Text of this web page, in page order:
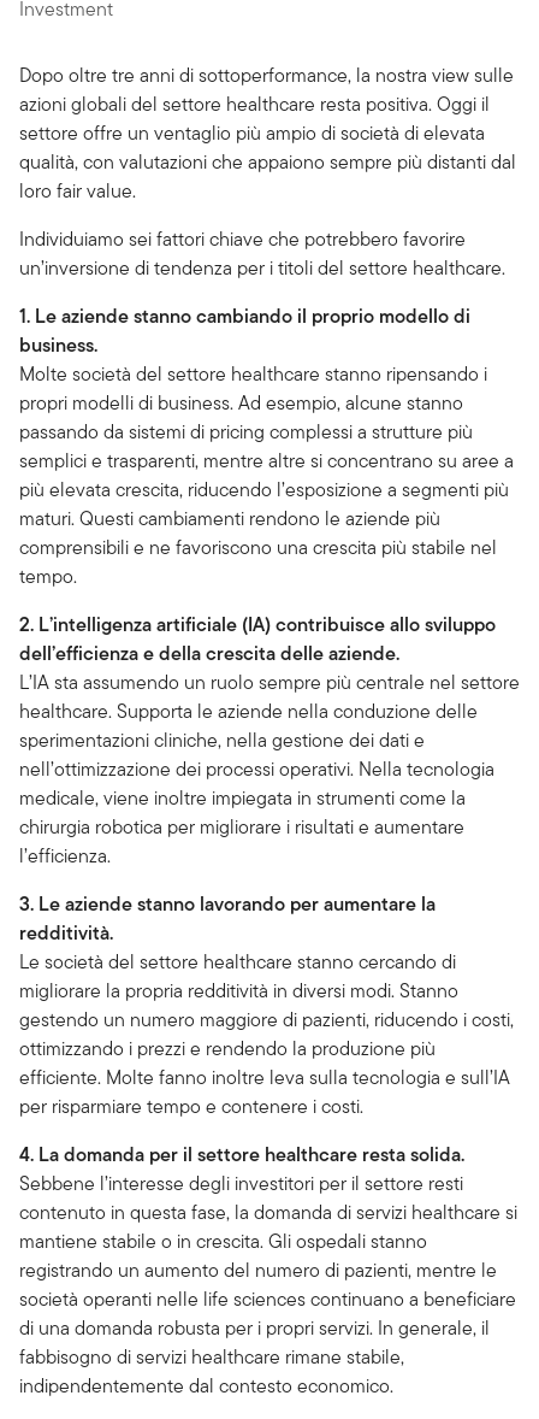
Dopo oltre tre anni di sottoperformance, la nostra view sulle
azioni globali del settore healthcare resta positiva. Oggi il
settore offre un ventaglio più ampio di società di elevata
qualità, con valutazioni che appaiono sempre più distanti dal
loro fair value.
Individuiamo sei fattori chiave che potrebbero favorire
un’inversione di tendenza per i titoli del settore healthcare.
1. Le aziende stanno cambiando il proprio modello di
business.
Molte società del settore healthcare stanno ripensando i
propri modelli di business. Ad esempio, alcune stanno
passando da sistemi di pricing complessi a strutture più
semplici e trasparenti, mentre altre si concentrano su aree a
più elevata crescita, riducendo l’esposizione a segmenti più
maturi. Questi cambiamenti rendono le aziende più
comprensibili e ne favoriscono una crescita più stabile nel
tempo.
2. L’intelligenza artificiale (IA) contribuisce allo sviluppo
dell’efficienza e della crescita delle aziende.
L’IA sta assumendo un ruolo sempre più centrale nel settore
healthcare. Supporta le aziende nella conduzione delle
sperimentazioni cliniche, nella gestione dei dati e
nell’ottimizzazione dei processi operativi. Nella tecnologia
medicale, viene inoltre impiegata in strumenti come la
chirurgia robotica per migliorare i risultati e aumentare
l’efficienza.
3. Le aziende stanno lavorando per aumentare la
redditività.
Le società del settore healthcare stanno cercando di
migliorare la propria redditività in diversi modi. Stanno
gestendo un numero maggiore di pazienti, riducendo i costi,
ottimizzando i prezzi e rendendo la produzione più
efficiente. Molte fanno inoltre leva sulla tecnologia e sull’IA
per risparmiare tempo e contenere i costi.
4. La domanda per il settore healthcare resta solida.
Sebbene l’interesse degli investitori per il settore resti
contenuto in questa fase, la domanda di servizi healthcare si
mantiene stabile o in crescita. Gli ospedali stanno
registrando un aumento del numero di pazienti, mentre le
società operanti nelle life sciences continuano a beneficiare
di una domanda robusta per i propri servizi. In generale, il
fabbisogno di servizi healthcare rimane stabile,
indipendentemente dal contesto economico.